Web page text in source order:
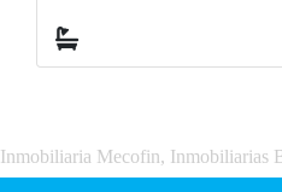
Inmobiliaria Mecofin, Inmobiliarias